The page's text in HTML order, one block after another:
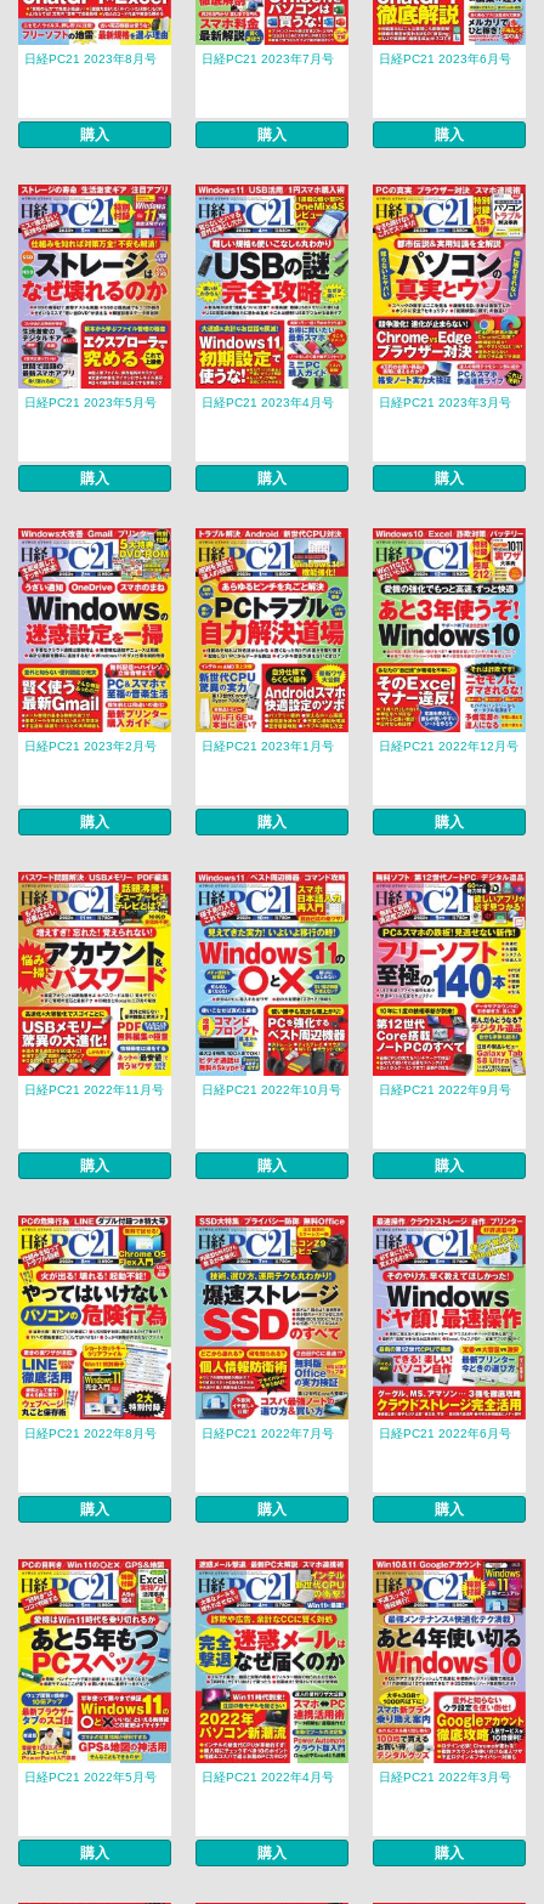
日経PC21 2023年8月号
購入
日経PC21 2023年7月号
購入
日経PC21 2023年6月号
購入
日経PC21 2023年5月号
購入
日経PC21 2023年4月号
購入
日経PC21 2023年3月号
購入
日経PC21 2023年2月号
購入
日経PC21 2023年1月号
購入
日経PC21 2022年12月号
購入
日経PC21 2022年11月号
購入
日経PC21 2022年10月号
購入
日経PC21 2022年9月号
購入
日経PC21 2022年8月号
購入
日経PC21 2022年7月号
購入
日経PC21 2022年6月号
購入
日経PC21 2022年5月号
購入
日経PC21 2022年4月号
購入
日経PC21 2022年3月号
購入